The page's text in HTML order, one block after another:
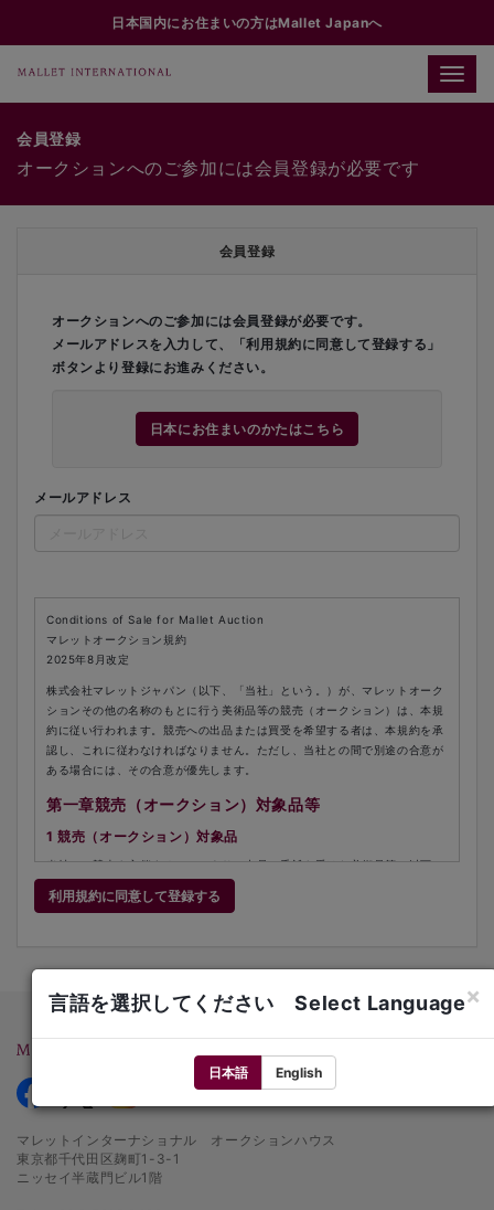
日本国内にお住まいの方はMallet Japanへ
Toggle
会員登録
オークションへのご参加には会員登録が必要です
会員登録
オークションへのご参加には会員登録が必要です。
メールアドレスを入力して、「利用規約に同意して登録する」
ボタンより登録にお進みください。
日本にお住まいのかたはこちら
メールアドレス
Conditions of Sale for Mallet Auction
マレットオークション規約
2025年8月改定
株式会社マレットジャパン（以下、「当社」という。）が、マレットオーク
ションその他の名称のもとに行う美術品等の競売（オークション）は、本規
約に従い行われます。競売への出品または買受を希望する者は、本規約を承
認し、これに従わなければなりません。ただし、当社との間で別途の合意が
ある場合には、その合意が優先します。
第一章競売（オークション）対象品等
1 競売（オークション）対象品
当社は、競売を主催することにより、出品の委託を受けた美術品等（以下
「出品作品」という。）を競売の方法により売却します。
2 状態（コンディション）
3 下見会（プレビュー）
① 当社は、競売の前に下見会を設けます。
② 出品作品の買受希望者は、下見会で競売対象品を自己の判断責任におい
て見分し、買受の申し出をしなければなりません。
示を求めることができ、求められた者はそれを提示しなければなりません。
また当社はその裁量によって、希望者に対して下見会への入場を拒否し、ま
たは入場後に退場させることができます。
利用規約に同意して登録する
マレットインターナショナル オークションハウス
東京都千代田区麹町1-3-1
ニッセイ半蔵門ビル1階
言語を選択してください Select Language×
日本語 English